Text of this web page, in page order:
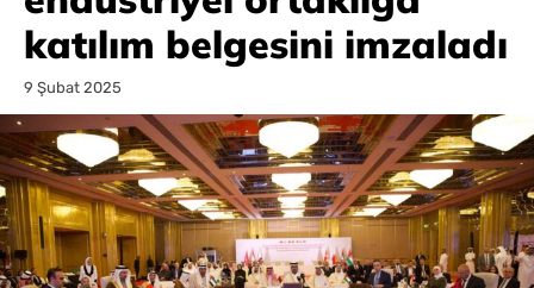
katılım belgesini imzaladı
9 Şubat 2025